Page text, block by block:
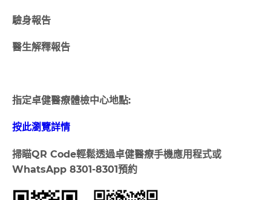
驗身報告
醫生解釋報告
指定卓健醫療體檢中心地點:
按此瀏覽詳情
掃瞄QR Code輕鬆透過卓健醫療手機應用程式或
WhatsApp 8301-8301預約